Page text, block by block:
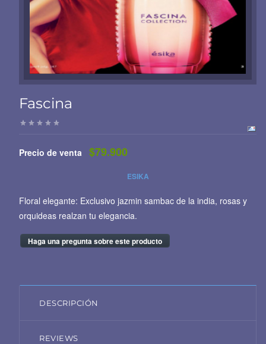
Fascina
Precio de venta $79.900
ESIKA
Floral elegante: Exclusivo jazmin sambac de la india, rosas y
orquideas realzan tu elegancia.
Haga una pregunta sobre este producto
DESCRIPCIÓN
REVIEWS